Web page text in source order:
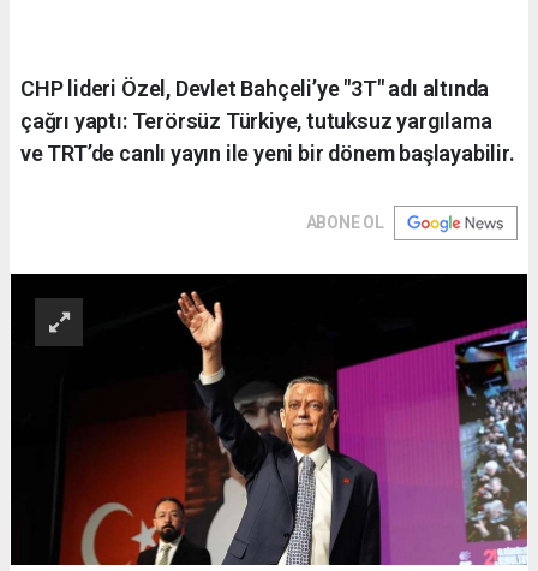
CHP lideri Özel, Devlet Bahçeli’ye "3T" adı altında
çağrı yaptı: Terörsüz Türkiye, tutuksuz yargılama
ve TRT’de canlı yayın ile yeni bir dönem başlayabilir.
ABONE OL